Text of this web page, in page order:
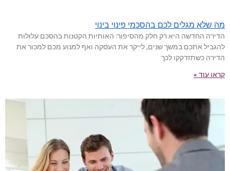
מה שלא מגלים לכם בהסכמי פינוי בינוי
הדירה החדשה היא רק חלק מהסיפור: האותיות הקטנות בהסכם עלולות
להגביל אתכם במשך שנים, לייקר את העסקה ואף למנוע מכם למכור את
הדירה כשתזדקקו לכך
קראו עוד »